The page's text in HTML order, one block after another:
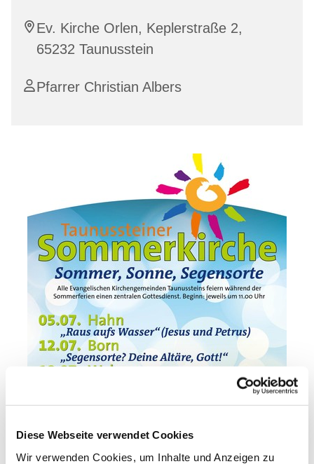
Diese Webseite verwendet Cookies
Wir verwenden Cookies, um Inhalte und Anzeigen zu
Ev. Kirche Orlen, Keplerstraße 2,
65232 Taunusstein
Pfarrer Christian Albers